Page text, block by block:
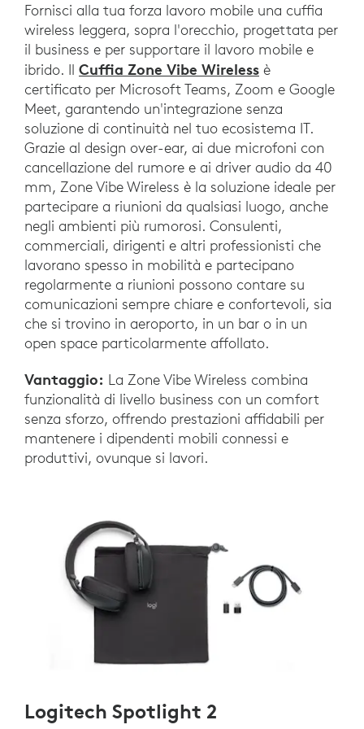
Fornisci alla tua forza lavoro mobile una cuffia
wireless leggera, sopra l'orecchio, progettata per
il business e per supportare il lavoro mobile e
ibrido. Il Cuffia Zone Vibe Wireless è
certificato per Microsoft Teams, Zoom e Google
Meet, garantendo un'integrazione senza
soluzione di continuità nel tuo ecosistema IT.
Grazie al design over-ear, ai due microfoni con
cancellazione del rumore e ai driver audio da 40
mm, Zone Vibe Wireless è la soluzione ideale per
partecipare a riunioni da qualsiasi luogo, anche
negli ambienti più rumorosi. Consulenti,
commerciali, dirigenti e altri professionisti che
lavorano spesso in mobilità e partecipano
regolarmente a riunioni possono contare su
comunicazioni sempre chiare e confortevoli, sia
che si trovino in aeroporto, in un bar o in un
open space particolarmente affollato.
Vantaggio: La Zone Vibe Wireless combina
funzionalità di livello business con un comfort
senza sforzo, offrendo prestazioni affidabili per
mantenere i dipendenti mobili connessi e
produttivi, ovunque si lavori.
Logitech Spotlight 2